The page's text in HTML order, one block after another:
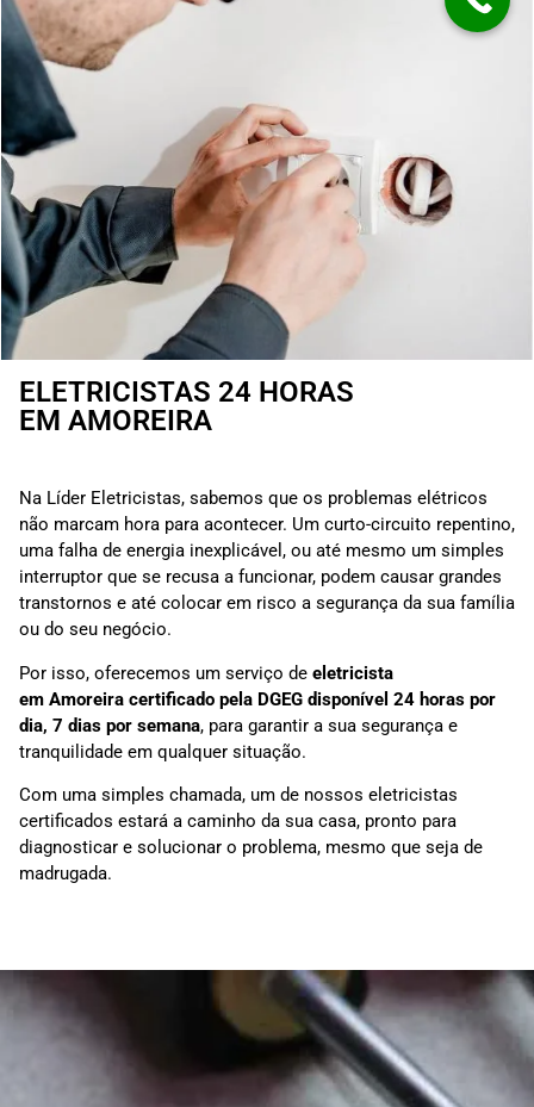
ELETRICISTAS 24 HORAS
EM AMOREIRA
Na Líder Eletricistas, sabemos que os problemas elétricos
não marcam hora para acontecer. Um curto-circuito repentino,
uma falha de energia inexplicável, ou até mesmo um simples
interruptor que se recusa a funcionar, podem causar grandes
transtornos e até colocar em risco a segurança da sua família
ou do seu negócio.
Por isso, oferecemos um serviço de eletricista
em Amoreira certificado pela DGEG disponível 24 horas por
dia, 7 dias por semana, para garantir a sua segurança e
tranquilidade em qualquer situação.
Com uma simples chamada, um de nossos eletricistas
certificados estará a caminho da sua casa, pronto para
diagnosticar e solucionar o problema, mesmo que seja de
madrugada.